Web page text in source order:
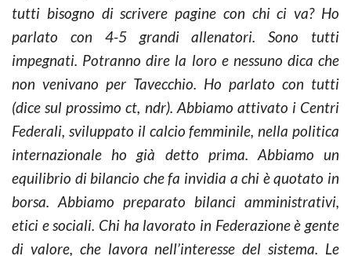
tutti bisogno di scrivere pagine con chi ci va? Ho
parlato con 4-5 grandi allenatori. Sono tutti
impegnati. Potranno dire la loro e nessuno dica che
non venivano per Tavecchio. Ho parlato con tutti
(dice sul prossimo ct, ndr). Abbiamo attivato i Centri
Federali, sviluppato il calcio femminile, nella politica
internazionale ho già detto prima. Abbiamo un
equilibrio di bilancio che fa invidia a chi è quotato in
borsa. Abbiamo preparato bilanci amministrativi,
etici e sociali. Chi ha lavorato in Federazione è gente
di valore, che lavora nell’interesse del sistema. Le